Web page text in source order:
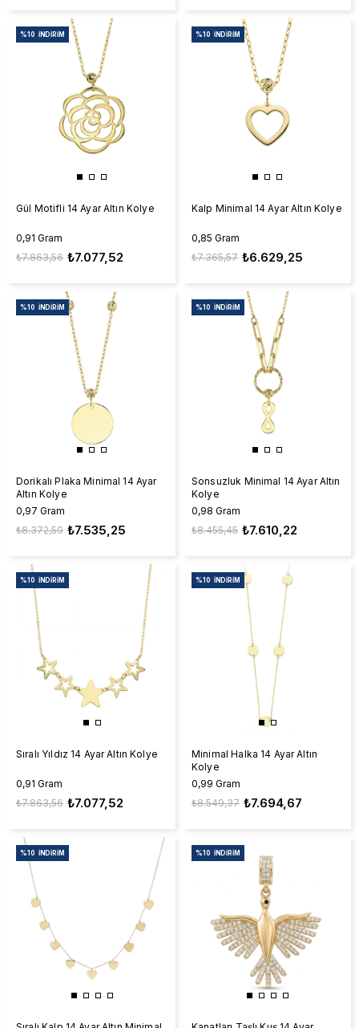
Gül Motifli 14 Ayar Altın Kolye
0,91 Gram
₺7.077,52
₺7.863,56
%10 İNDIRIM
Kalp Minimal 14 Ayar Altın Kolye
0,85 Gram
₺6.629,25
₺7.365,57
%10 İNDIRIM
Dorikalı Plaka Minimal 14 Ayar
Altın Kolye
0,97 Gram
₺7.535,25
₺8.372,59
%10 İNDIRIM
Sonsuzluk Minimal 14 Ayar Altın
Kolye
0,98 Gram
₺7.610,22
₺8.455,45
%10 İNDIRIM
Sıralı Yıldız 14 Ayar Altın Kolye
0,91 Gram
₺7.077,52
₺7.863,56
%10 İNDIRIM
Minimal Halka 14 Ayar Altın
Kolye
0,99 Gram
₺7.694,67
₺8.549,37
%10 İNDIRIM
%10 İNDIRIM %10 İNDIRIM